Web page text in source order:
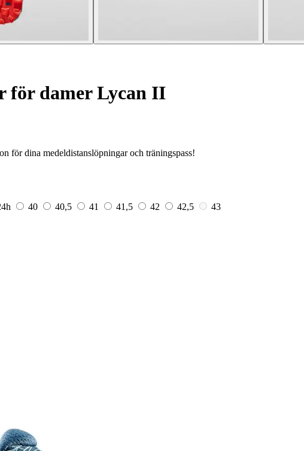
för damer Lycan II
för dina medeldistanslöpningar och träningspass!
40 40,5 41 41,5 42 42,5
43